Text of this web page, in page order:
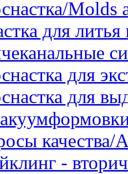
Molds
для литья
для
для
качества/
-